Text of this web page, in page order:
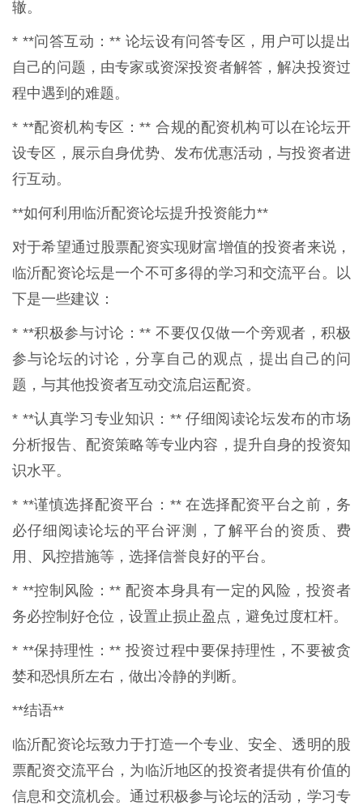
辙。
* **问答互动：** 论坛设有问答专区，用户可以提出
自己的问题，由专家或资深投资者解答，解决投资过
程中遇到的难题。
* **配资机构专区：** 合规的配资机构可以在论坛开
设专区，展示自身优势、发布优惠活动，与投资者进
行互动。
**如何利用临沂配资论坛提升投资能力**
对于希望通过股票配资实现财富增值的投资者来说，
临沂配资论坛是一个不可多得的学习和交流平台。以
下是一些建议：
* **积极参与讨论：** 不要仅仅做一个旁观者，积极
参与论坛的讨论，分享自己的观点，提出自己的问
题，与其他投资者互动交流启运配资。
* **认真学习专业知识：** 仔细阅读论坛发布的市场
分析报告、配资策略等专业内容，提升自身的投资知
识水平。
* **谨慎选择配资平台：** 在选择配资平台之前，务
必仔细阅读论坛的平台评测，了解平台的资质、费
用、风控措施等，选择信誉良好的平台。
* **控制风险：** 配资本身具有一定的风险，投资者
务必控制好仓位，设置止损止盈点，避免过度杠杆。
* **保持理性：** 投资过程中要保持理性，不要被贪
婪和恐惧所左右，做出冷静的判断。
**结语**
临沂配资论坛致力于打造一个专业、安全、透明的股
票配资交流平台，为临沂地区的投资者提供有价值的
信息和交流机会。通过积极参与论坛的活动，学习专